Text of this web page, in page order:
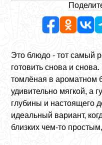
Это блюдо - тот самый
готовить снова и
томлёная в ароматном
удивительно мягкой, а
глубины и настоящего
идеальный вариант,
близких чем‑то